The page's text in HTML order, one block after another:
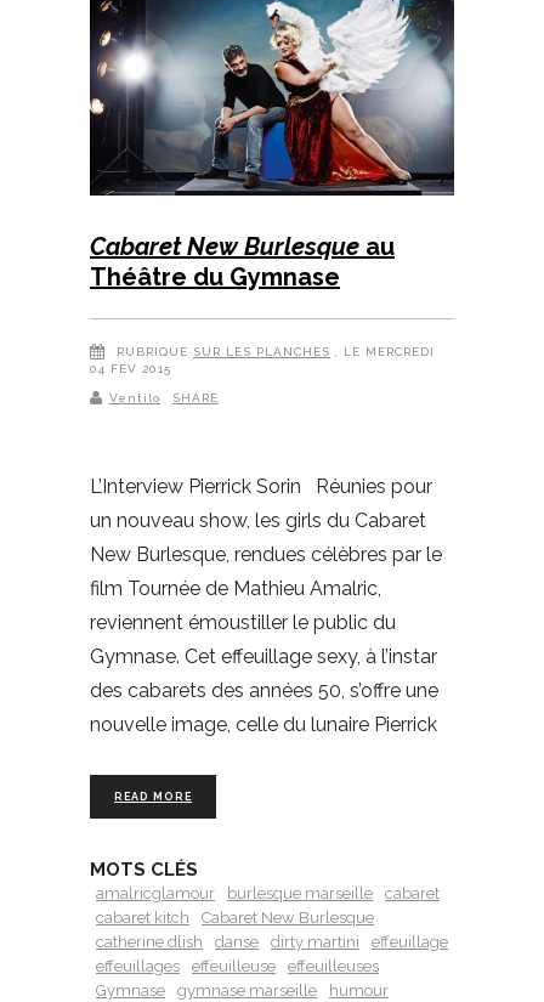
Cabaret New Burlesque au
Théâtre du Gymnase
RUBRIQUE SUR LES PLANCHES
, LE MERCREDI
04 FÉV 2015
Ventilo SHARE
L’Interview Pierrick Sorin Réunies pour
un nouveau show, les girls du Cabaret
New Burlesque, rendues célèbres par le
film Tournée de Mathieu Amalric,
reviennent émoustiller le public du
Gymnase. Cet effeuillage sexy, à l’instar
des cabarets des années 50, s’offre une
nouvelle image, celle du lunaire Pierrick
READ MORE
MOTS CLÉS
amalricglamour burlesque marseille
cabaret
cabaret kitch
Cabaret New Burlesque
catherine dlish
danse dirty martini
effeuillage
effeuillages
effeuilleuse
effeuilleuses
Gymnase
gymnase marseille humour